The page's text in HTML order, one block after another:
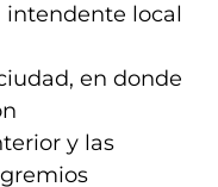
intendente local
en donde
y las